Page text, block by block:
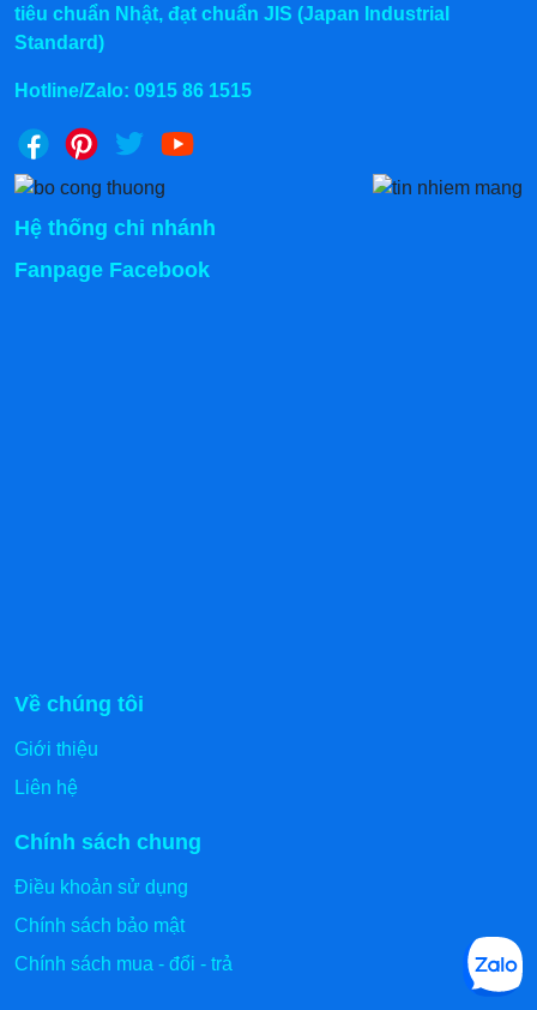
tiêu chuẩn Nhật, đạt chuẩn JIS (Japan Industrial
Standard)
Hotline/Zalo: 0915 86 1515
Hệ thống chi nhánh
Fanpage Facebook
Về chúng tôi
Giới thiệu
Liên hệ
Chính sách chung
Điều khoản sử dụng
Chính sách bảo mật
Chính sách mua - đổi - trả